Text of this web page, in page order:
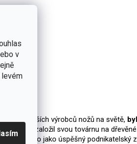
v
levém
z největších výrobců nožů na světě,
roce založil svou továrnu na
to ukázalo jako úspěšný podnikatelský